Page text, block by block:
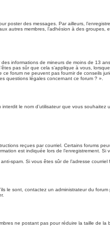
poster des messages. Par ailleurs,
autres membres, l’adhésion à des groupes,
informations de mineurs de moins de 13
pas sûr que cela s’applique à vous,
forum ne peuvent pas fournir de conseils
questions légales concernant ce forum ? ».
le nom d’utilisateur que vous souhaitez
reçues par courriel. Certains forums
est indiquée lors de l’enregistrement. Si
spam. Si vous êtes sûr de l’adresse
le sont, contactez un administrateur du
ne postant pas pour réduire la taille de la